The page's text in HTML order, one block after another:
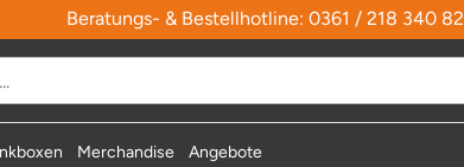
Beratungs- & Bestellhotline: 0361 / 218 340 82
Merchandise Angebote